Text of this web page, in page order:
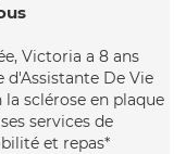
Victoria a 8 ans
d'Assistante De Vie
sclérose en plaque
services de
et repas*